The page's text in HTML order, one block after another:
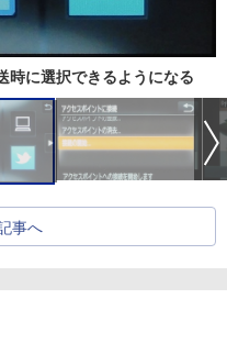
時に選択できるようになる
事へ